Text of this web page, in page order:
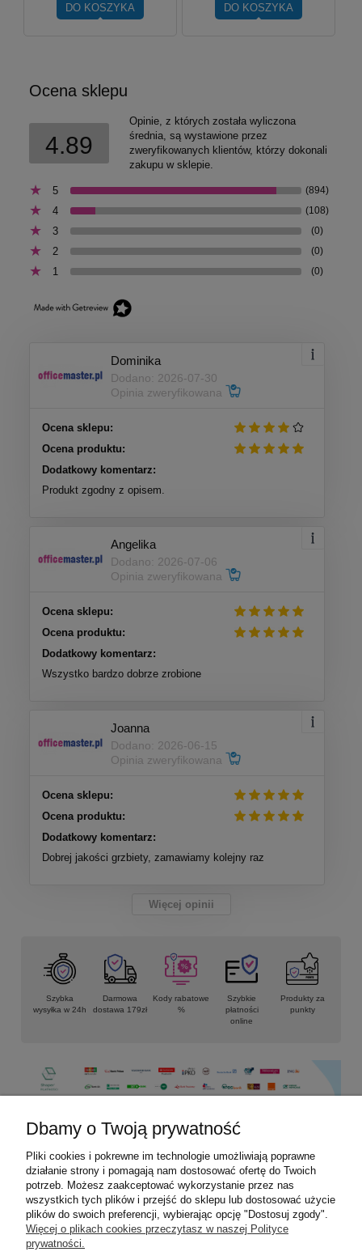
DO KOSZYKA DO KOSZYKA
Ocena sklepu
4.89
Opinie, z których została wyliczona
średnia, są wystawione przez
zweryfikowanych klientów, którzy dokonali
zakupu w sklepie.
5 (894)
4 (108)
3 (0)
2 (0)
1 (0)
Dominika
Dodano: 2026-07-30
Opinia zweryfikowana
Ocena sklepu:
Ocena produktu:
Dodatkowy komentarz:
Produkt zgodny z opisem.
Angelika
Dodano: 2026-07-06
Opinia zweryfikowana
Ocena sklepu:
Ocena produktu:
Dodatkowy komentarz:
Wszystko bardzo dobrze zrobione
Joanna
Dodano: 2026-06-15
Opinia zweryfikowana
Ocena sklepu:
Ocena produktu:
Dodatkowy komentarz:
Dobrej jakości grzbiety, zamawiamy kolejny raz
Więcej opinii
Szybka
wysyłka w 24h
Darmowa
dostawa 179zł
Kody rabatowe
%
Szybkie
płatności
online
Produkty za
punkty
Informacje
Płatności i dostawa
Moje konto
Dbamy o Twoją prywatność
Pliki cookies i pokrewne im technologie umożliwiają poprawne
działanie strony i pomagają nam dostosować ofertę do Twoich
potrzeb. Możesz zaakceptować wykorzystanie przez nas
wszystkich tych plików i przejść do sklepu lub dostosować użycie
plików do swoich preferencji, wybierając opcję "Dostosuj zgody".
Więcej o plikach cookies przeczytasz w naszej Polityce
prywatności.